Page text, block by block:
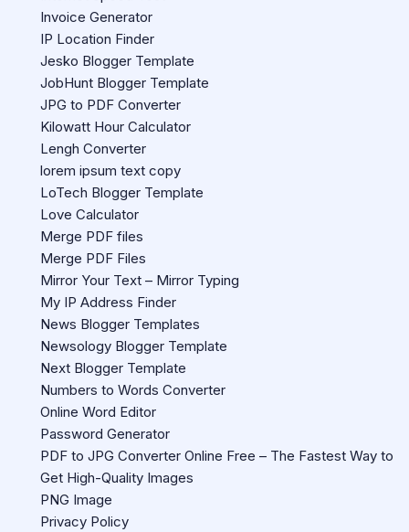
Invoice Generator
IP Location Finder
Jesko Blogger Template
JobHunt Blogger Template
JPG to PDF Converter
Kilowatt Hour Calculator
Lengh Converter
lorem ipsum text copy
LoTech Blogger Template
Love Calculator
Merge PDF files
Merge PDF Files
Mirror Your Text – Mirror Typing
My IP Address Finder
News Blogger Templates
Newsology Blogger Template
Next Blogger Template
Numbers to Words Converter
Online Word Editor
Password Generator
PDF to JPG Converter Online Free – The Fastest Way to
Get High-Quality Images
PNG Image
Privacy Policy